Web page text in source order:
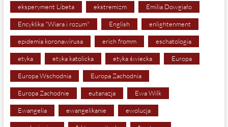
eksperyment Libeta ekstremizm Emilia Dowgiało
Encyklika "Wiara i rozum" English enlightenment
epidemia koronawirusa erich fromm eschatologia
etyka etyka katolicka etyka świecka Europa
Europa Wschodnia Europa Zachodnia
Europa Zachodnie eutanazja Ewa Wilk
Ewangelia ewangelikanie ewolucja